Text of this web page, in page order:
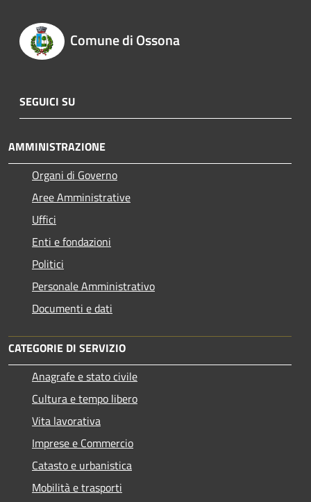
Comune di Ossona
SEGUICI SU
AMMINISTRAZIONE
Organi di Governo
Aree Amministrative
Uffici
Enti e fondazioni
Politici
Personale Amministrativo
Documenti e dati
CATEGORIE DI SERVIZIO
Anagrafe e stato civile
Cultura e tempo libero
Vita lavorativa
Imprese e Commercio
Catasto e urbanistica
Mobilità e trasporti